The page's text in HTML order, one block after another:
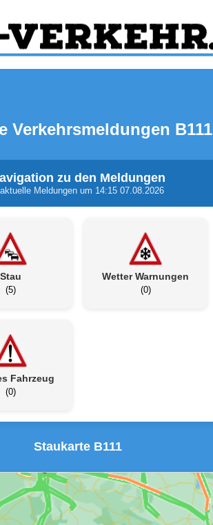
Verkehrsmeldungen B111
zu den Meldungen
Meldungen um 14:15 07.08.2026
Stau
(5)
Wetter Warnungen
(0)
Fahrzeug
(0)
Staukarte B111